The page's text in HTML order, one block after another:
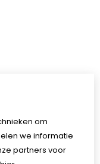
om
we informatie
partners voor